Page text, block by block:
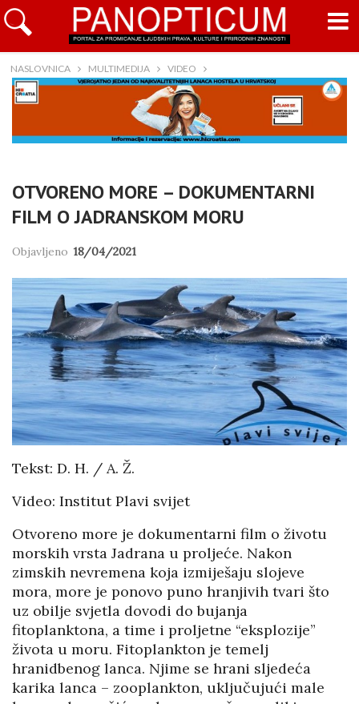
NASLOVNICA MULTIMEDIJA VIDEO
OTVORENO MORE – DOKUMENTARNI
FILM O JADRANSKOM MORU
Objavljeno 18/04/2021
Tekst: D. H. / A. Ž.
Video: Institut Plavi svijet
Otvoreno more je dokumentarni film o životu
morskih vrsta Jadrana u proljeće. Nakon
zimskih nevremena koja izmiješaju slojeve
mora, more je ponovo puno hranjivih tvari što
uz obilje svjetla dovodi do bujanja
fitoplanktona, a time i proljetne “eksplozije”
života u moru. Fitoplankton je temelj
hranidbenog lanca. Njime se hrani sljedeća
karika lanca – zooplankton, uključujući male